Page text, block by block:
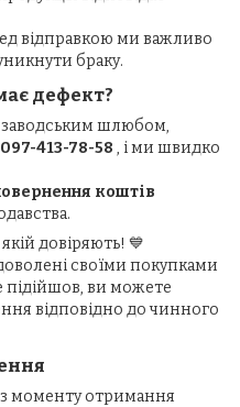
відправкою ми важливо
браку.
дефект?
заводським шлюбом,
097-413-78-58 , і ми швидко
коштів
якій довіряють! 💙
своїми покупками
підійшов, ви можете
відповідно до чинного
з моменту отримання